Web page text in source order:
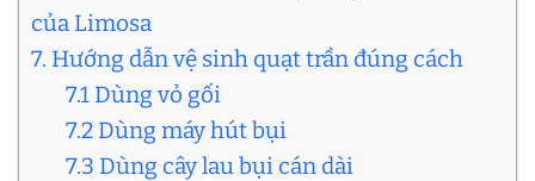
của Limosa
7. Hướng dẫn vệ sinh quạt trần đúng cách
7.1 Dùng vỏ gối
7.2 Dùng máy hút bụi
7.3 Dùng cây lau bụi cán dài